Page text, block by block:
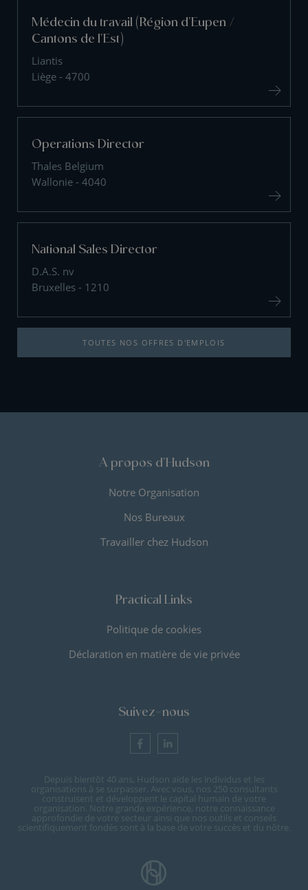
Médecin du travail (Région d'Eupen /
Cantons de l'Est)
Liantis
Liège - 4700
Operations Director
Thales Belgium
Wallonie - 4040
National Sales Director
D.A.S. nv
Bruxelles - 1210
TOUTES NOS OFFRES D'EMPLOIS
A propos d'Hudson
Notre Organisation
Nos Bureaux
Travailler chez Hudson
Practical Links
Politique de cookies
Déclaration en matière de vie privée
Suivez-nous
Depuis bientôt 40 ans, Hudson aide les individus et les
organisations à se surpasser. Avec vous, nos 250 consultants
construisent et développent le capital humain de votre
organisation. Notre grande expérience, notre connaissance
approfondie de votre secteur ainsi que nos outils et conseils
scientifiquement fondés sont à la base de votre succès et du nôtre.